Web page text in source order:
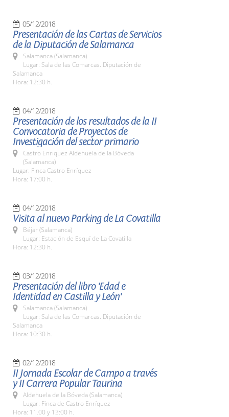
05/12/2018
Presentación de las Cartas de Servicios
de la Diputación de Salamanca
Salamanca (Salamanca)
Lugar: Sala de las Comarcas. Diputación de
Salamanca
Hora: 12:30 h.
04/12/2018
Presentación de los resultados de la II
Convocatoria de Proyectos de
Investigación del sector primario
Castro Enriquez Aldehuela de la Bóveda
(Salamanca)
Lugar: Finca Castro Enríquez
Hora: 17:00 h.
04/12/2018
Visita al nuevo Parking de La Covatilla
Béjar (Salamanca)
Lugar: Estación de Esquí de La Covatilla
Hora: 12:30 h.
03/12/2018
Presentación del libro 'Edad e
Identidad en Castilla y León'
Salamanca (Salamanca)
Lugar: Sala de las Comarcas. Diputación de
Salamanca
Hora: 10:30 h.
02/12/2018
II Jornada Escolar de Campo a través
y II Carrera Popular Taurina
Aldehuela de la Bóveda (Salamanca)
Lugar: Finca de Castro Enríquez
Hora: 11.00 y 13:00 h.